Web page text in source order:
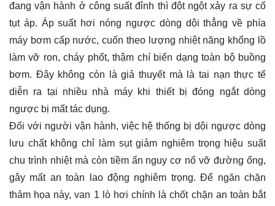
đang vận hành ở công suất đỉnh thì đột ngột xảy ra sự cố
tụt áp. Áp suất hơi nóng ngược dòng dội thẳng về phía
máy bơm cấp nước, cuốn theo lượng nhiệt năng khổng lồ
làm vỡ ron, cháy phốt, thậm chí biến dạng toàn bộ buồng
bơm. Đây không còn là giả thuyết mà là tai nạn thực tế
diễn ra tại nhiều nhà máy khi thiết bị đóng ngắt dòng
ngược bị mất tác dụng.
Đối với người vận hành, việc hệ thống bị dội ngược dòng
lưu chất không chỉ làm sụt giảm nghiêm trọng hiệu suất
chu trình nhiệt mà còn tiềm ẩn nguy cơ nổ vỡ đường ống,
gây mất an toàn lao động nghiêm trọng. Để ngăn chặn
thảm họa này,van 1 lò hơi chính là chốt chặn an toàn bắt